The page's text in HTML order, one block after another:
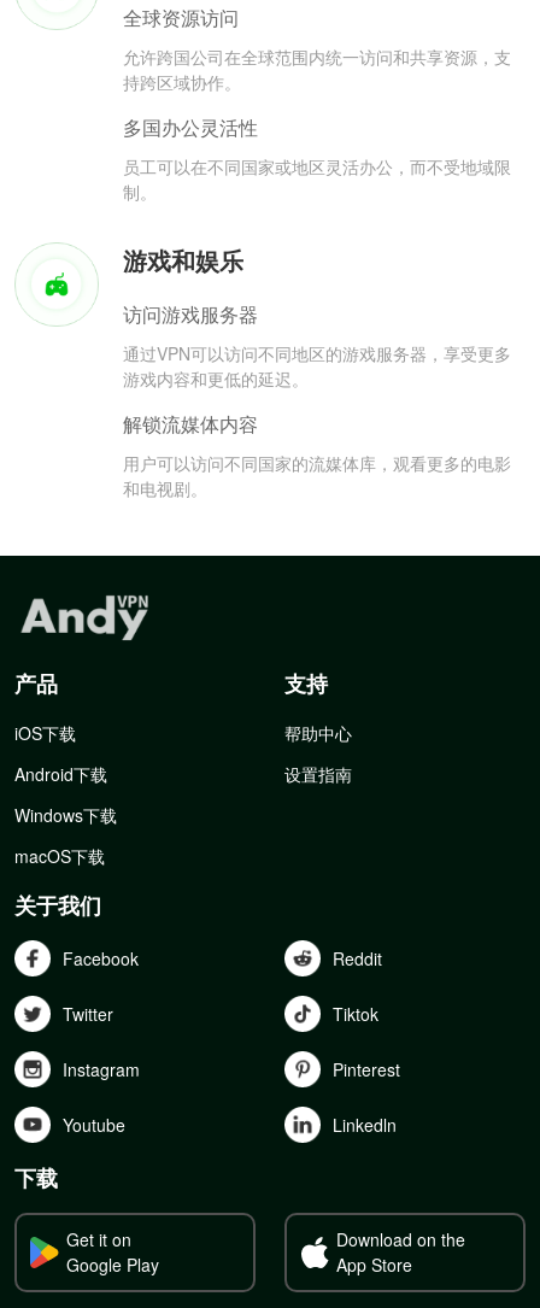
全球资源访问
允许跨国公司在全球范围内统一访问和共享资源，支
持跨区域协作。
多国办公灵活性
员工可以在不同国家或地区灵活办公，而不受地域限
制。
游戏和娱乐
访问游戏服务器
通过VPN可以访问不同地区的游戏服务器，享受更多
游戏内容和更低的延迟。
解锁流媒体内容
用户可以访问不同国家的流媒体库，观看更多的电影
和电视剧。
产品
iOS下载
Android下载
Windows下载
macOS下载
支持
帮助中心
设置指南
关于我们
Facebook Reddit
Twitter Tiktok
Instagram Pinterest
Youtube Linkedln
下载
Get it on
Google Play
Download on the
App Store